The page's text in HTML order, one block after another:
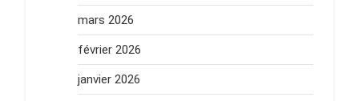
mars 2026
février 2026
janvier 2026